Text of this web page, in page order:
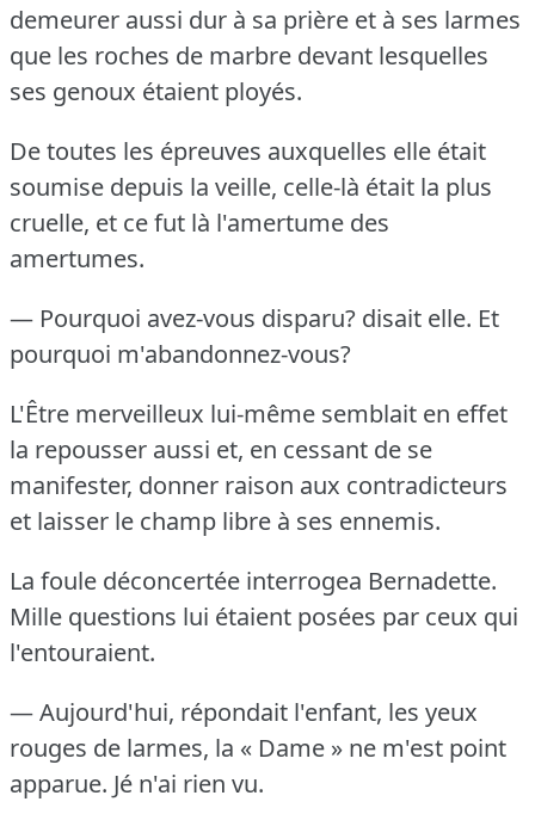
demeurer aussi dur à sa prière et à ses larmes
que les roches de marbre devant lesquelles
ses genoux étaient ployés.
De toutes les épreuves auxquelles elle était
soumise depuis la veille, celle-là était la plus
cruelle, et ce fut là l'amertume des
amertumes.
— Pourquoi avez-vous disparu? disait elle. Et
pourquoi m'abandonnez-vous?
L'Être merveilleux lui-même semblait en effet
la repousser aussi et, en cessant de se
manifester, donner raison aux contradicteurs
et laisser le champ libre à ses ennemis.
La foule déconcertée interrogea Bernadette.
Mille questions lui étaient posées par ceux qui
l'entouraient.
— Aujourd'hui, répondait l'enfant, les yeux
rouges de larmes, la « Dame » ne m'est point
apparue. Jé n'ai rien vu.